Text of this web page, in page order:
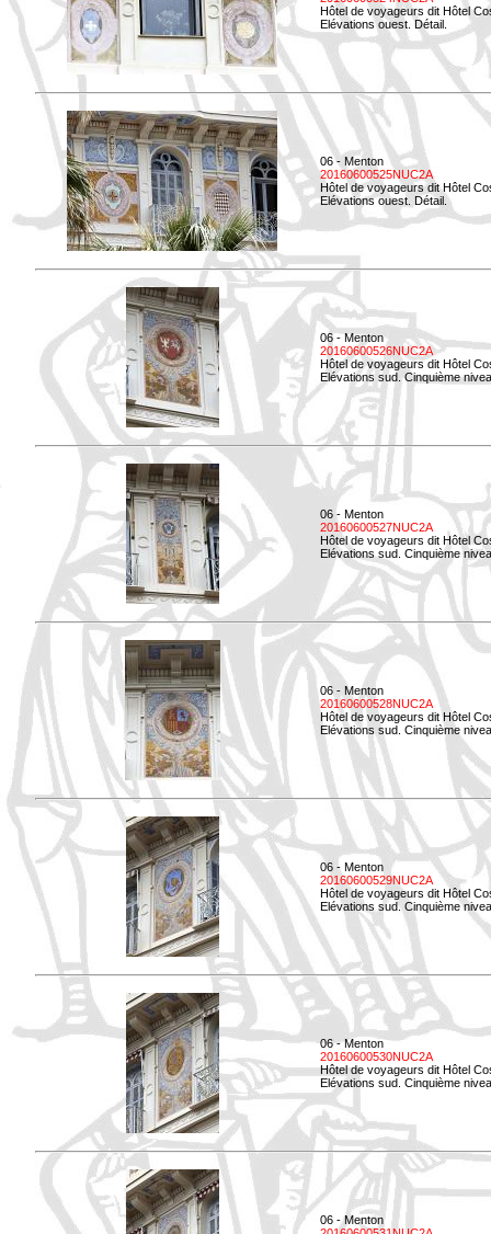
Hôtel de voyageurs dit Hôtel
Elévations ouest. Détail.
06 - Menton
20160600525NUC2A
Hôtel de voyageurs dit Hôtel
Elévations ouest. Détail.
06 - Menton
20160600526NUC2A
Hôtel de voyageurs dit Hôtel
Elévations sud. Cinquième
06 - Menton
20160600527NUC2A
Hôtel de voyageurs dit Hôtel
Elévations sud. Cinquième
06 - Menton
20160600528NUC2A
Hôtel de voyageurs dit Hôtel
Elévations sud. Cinquième
06 - Menton
20160600529NUC2A
Hôtel de voyageurs dit Hôtel
Elévations sud. Cinquième
06 - Menton
20160600530NUC2A
Hôtel de voyageurs dit Hôtel
Elévations sud. Cinquième
06 - Menton